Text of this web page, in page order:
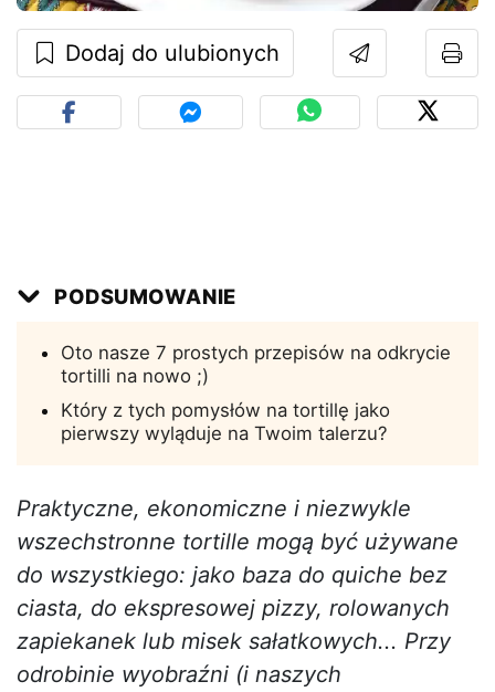
Dodaj do ulubionych
PODSUMOWANIE
Oto nasze 7 prostych przepisów na odkrycie
tortilli na nowo ;)
Który z tych pomysłów na tortillę jako
pierwszy wyląduje na Twoim talerzu?
Praktyczne, ekonomiczne i niezwykle
wszechstronne tortille mogą być używane
do wszystkiego: jako baza do quiche bez
ciasta, do ekspresowej pizzy, rolowanych
zapiekanek lub misek sałatkowych... Przy
odrobinie wyobraźni (i naszych